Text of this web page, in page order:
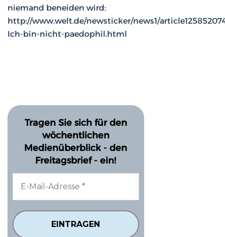
niemand beneiden wird:
http://www.welt.de/newsticker/news1/
Ich-bin-nicht-paedophil.html
Tragen Sie sich für den
wöchentlichen
Medienüberblick - den
Freitagsbrief - ein!